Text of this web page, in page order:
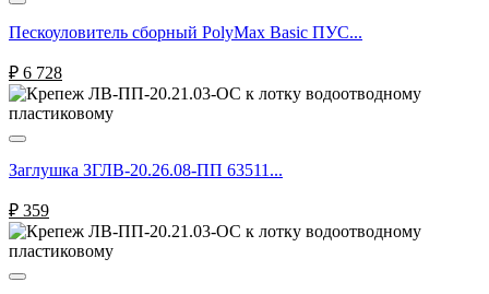
Пескоуловитель сборный PolyMax Basic ПУС...
₽ 6 728
Заглушка ЗГЛВ-20.26.08-ПП 63511...
₽ 359